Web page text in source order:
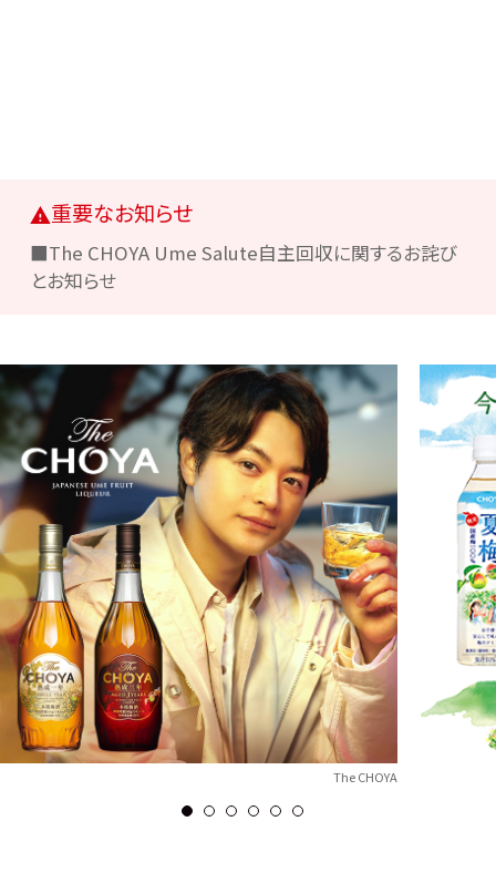
重要なお知らせ
■The CHOYA Ume Salute自主回収に関するお詫び
とお知らせ
The CHOYA